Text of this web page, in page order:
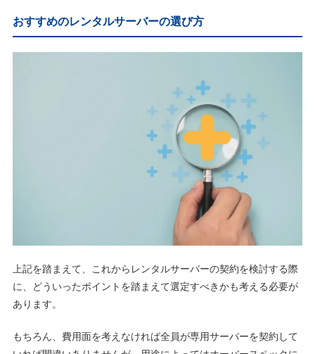
おすすめのレンタルサーバーの選び方
上記を踏まえて、これからレンタルサーバーの契約を検討する際
に、どういったポイントを踏まえて選定すべきかも考える必要が
あります。
もちろん、費用面を考えなければ全員が専用サーバーを契約して